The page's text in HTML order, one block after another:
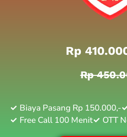
Rp
Rp
Biaya Pasang Rp 150.000,-
Free Call 100 Menit
OTT